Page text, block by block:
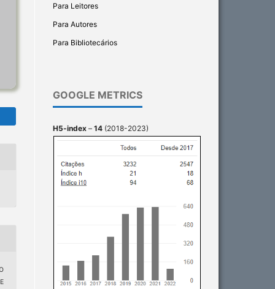
Para Leitores
Para Autores
Para Bibliotecários
GOOGLE METRICS
H5-index – 14 (2018-2023)